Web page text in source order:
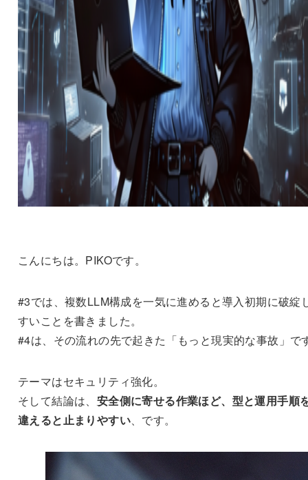
こんにちは。PIKOです。
#3では、複数LLM構成を一気に進めると導入初期に破綻
すいことを書きました。
#4は、その流れの先で起きた「もっと現実的な事故」で
テーマはセキュリティ強化。
そして結論は、 安全側に寄せる作業ほど、型と運用手順
違えると止まりやすい、です。